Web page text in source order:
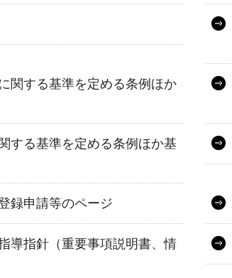
関する基準を定める条例ほか
する基準を定める条例ほか基
録申請等のページ
導指針（重要事項説明書、情